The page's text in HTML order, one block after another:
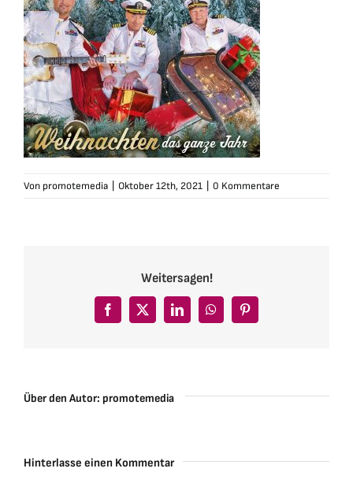
Von promotemedia Oktober 12th, 2021 0 Kommentare
Weitersagen!
Facebook
X LinkedInWhatsAppPinterest
Über den Autor: promotemedia
Hinterlasse einen Kommentar